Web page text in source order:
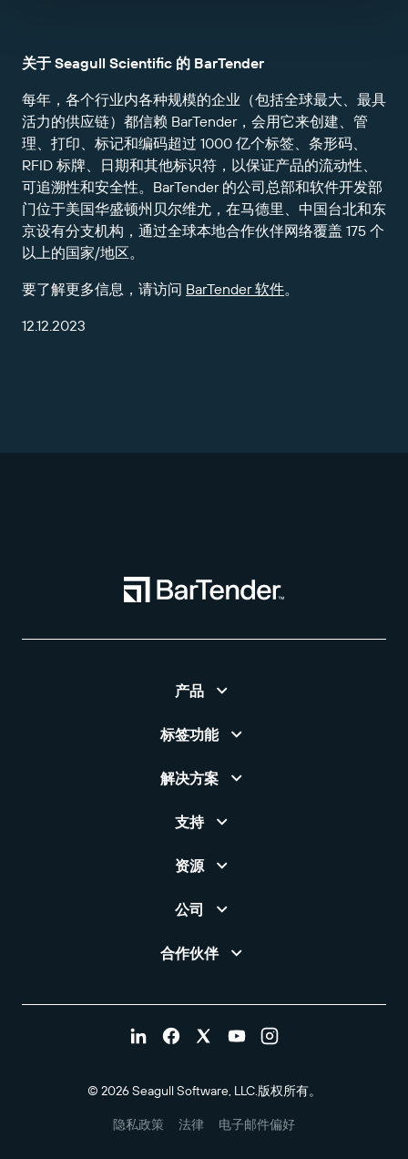
关于 Seagull Scientific 的 BarTender
每年，各个行业内各种规模的企业（包括全球最大、最具
活力的供应链）都信赖 BarTender，会用它来创建、管
理、打印、标记和编码超过 1000 亿个标签、条形码、
RFID 标牌、日期和其他标识符，以保证产品的流动性、
可追溯性和安全性。BarTender 的公司总部和软件开发部
门位于美国华盛顿州贝尔维尤，在马德里、中国台北和东
京设有分支机构，通过全球本地合作伙伴网络覆盖 175 个
以上的国家/地区。
要了解更多信息，请访问 BarTender 软件。
12.12.2023
产品
标签功能
解决方案
支持
资源
公司
合作伙伴
© 2026 Seagull Software, LLC.版权所有。
隐私政策 法律 电子邮件偏好